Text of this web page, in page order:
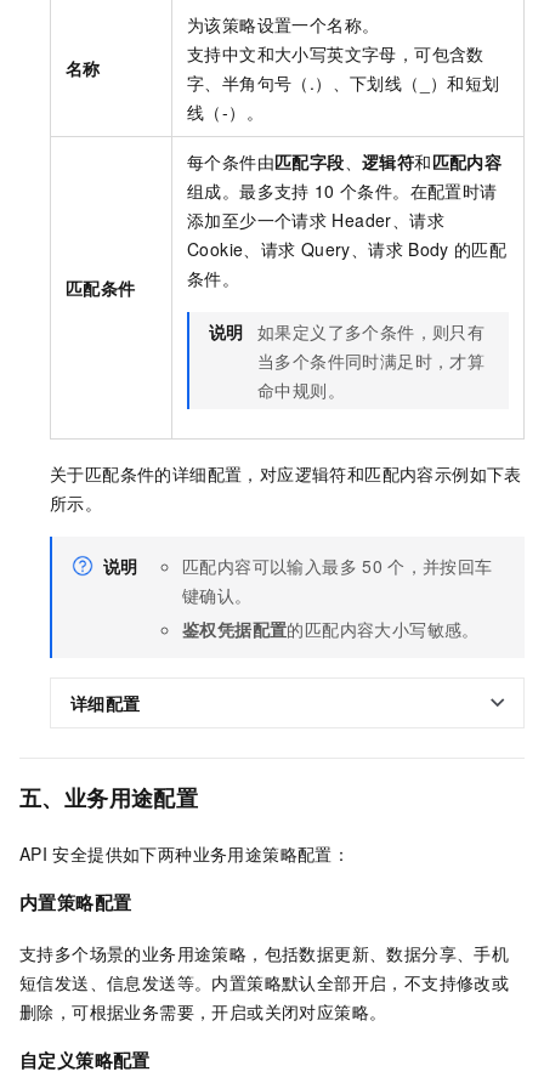
名称
为该策略设置一个名称。
支持中文和大小写英文字母，可包含数
字、半角句号（.）、下划线（_）和短划
线（-）。
匹配条件
每个条件由匹配字段 、逻辑符和匹配内容
组成。最多支持 10 个条件。在配置时请
添加至少一个请求 Header、请求
Cookie、请求 Query、请求 Body 的匹配
条件。
说明 如果定义了多个条件，则只有
当多个条件同时满足时，才算
命中规则。
关于匹配条件的详细配置，对应逻辑符和匹配内容示例如下表
所示。
说明 匹配内容可以输入最多 50 个，并按回车
键确认。
鉴权凭据配置的匹配内容大小写敏感。
详细配置
五、业务用途配置
API 安全提供如下两种业务用途策略配置：
内置策略配置
支持多个场景的业务用途策略，包括数据更新、数据分享、手机
短信发送、信息发送等。内置策略默认全部开启，不支持修改或
删除，可根据业务需要，开启或关闭对应策略。
自定义策略配置